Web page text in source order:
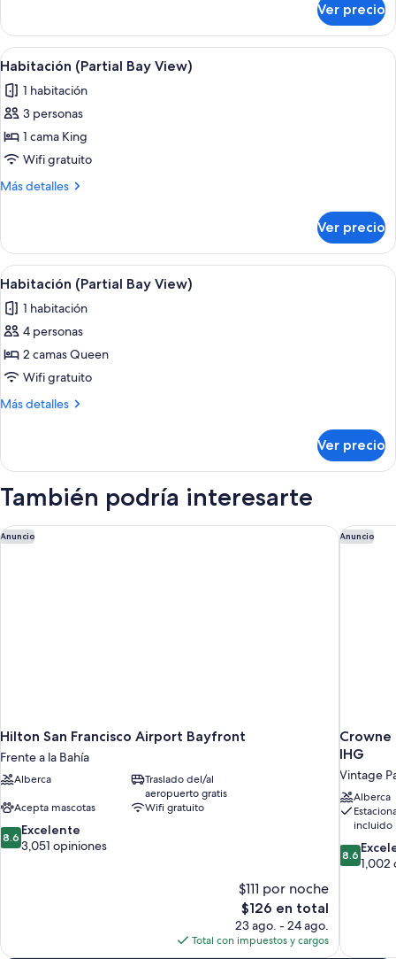
acceso
para
personas
con
movilidad
reducida
Deluxe,
camas
size,
acceso
personas
con
reducida
Ver precio
Abrir
todas
las
fotos
de
Habitación
(Partial
Habitación de hotel con una cama
6
Habitación (Partial Bay View)
1 habitación
3 personas
1 cama King
Wifi gratuito
Más detalles
Más
(Partial
Bay
View)
Ver precio
Abrir
todas
las
fotos
de
Habitación
(Partial
Habitación de hotel con dos camas,
7
Habitación (Partial Bay View)
1 habitación
4 personas
2 camas Queen
Wifi gratuito
Más detalles
Más
(Partial
View)
Ver precio
También podría interesarte
Anuncio
Hilton San Francisco Airport Bayfront
Frente a la Bahía
Alberca
Traslado del/al
aeropuerto gratis
Acepta mascotas
Wifi gratuito
8.6
de
8.6 Excelente
3,051 opiniones
$111 por noche
El
precio
actual
es
$126 en total
23 ago. - 24 ago.
Total con impuestos y cargos
Hilton San Francisco Airport Bayfront Anuncio
Crowne
IHG
Vintage
Alberca
incluido
8.6
de
8.6
1,002
Crowne